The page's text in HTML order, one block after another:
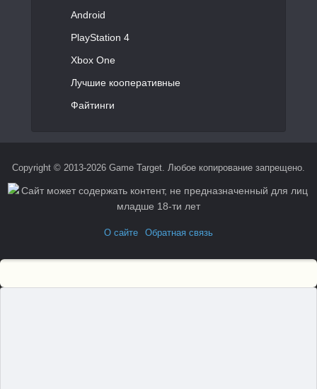
Android
PlayStation 4
Xbox One
Лучшие кооперативные
Файтинги
Copyright © 2013-2026 Game Target. Любое копирование запрещено.
О сайте Обратная связь